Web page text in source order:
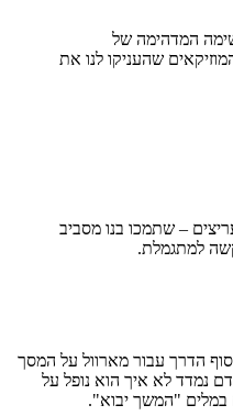
המדהימה של
שהעניקו לנו את
– שתמכו בנו מסביב
למתגמלת.
הדרך עבור מארוול על המסך
נמדד לא איך הוא נופל על
במלים "המשך יבוא".